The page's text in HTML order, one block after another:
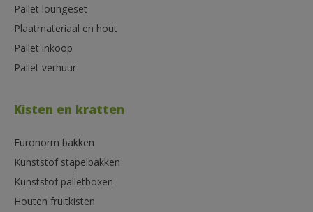
Pallet loungeset
Plaatmateriaal en hout
Pallet inkoop
Pallet verhuur
Kisten en kratten
Euronorm bakken
Kunststof stapelbakken
Kunststof palletboxen
Houten fruitkisten